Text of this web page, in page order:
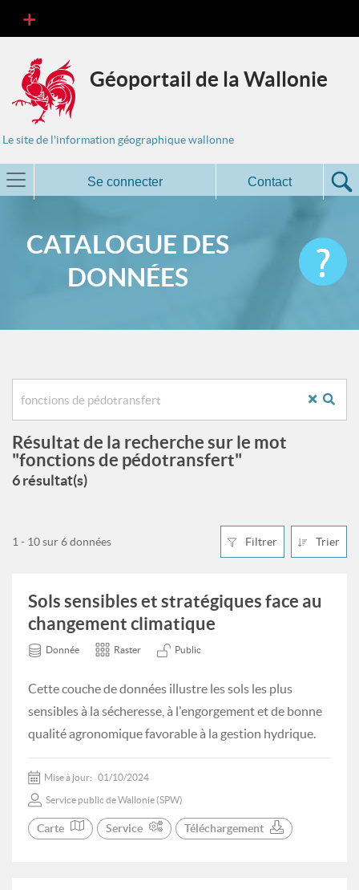
Géoportail de la Wallonie
Le site de l'information géographique wallonne
Se connecter Contact
CATALOGUE DES
DONNÉES
Résultat de la recherche sur le mot
"fonctions de pédotransfert"
6 résultat(s)
Filtrer Trier
1 - 10 sur 6 données
Sols sensibles et stratégiques face au
changement climatique
Donnée Raster Public
Cette couche de données illustre les sols les plus
sensibles à la sécheresse, à l'engorgement et de bonne
qualité agronomique favorable à la gestion hydrique.
Mise à jour: 01/10/2024
Service public de Wallonie (SPW)
Carte Service Téléchargement